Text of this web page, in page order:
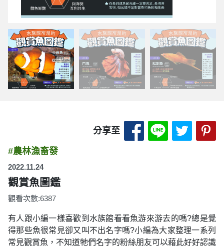
分享至 分享至 Facebook-
分享至分享
#農林漁畜發
2022.11.24
觀賞魚圖鑑
觀看次數:6387
有人跟小編一樣喜歡到水族館看看魚游來游去的嗎?總是覺
得那些魚很常見卻又叫不出名字嗎?小編為大家整理一系列
常見觀賞魚，不知道牠們名字的粉絲朋友可以藉此好好認識